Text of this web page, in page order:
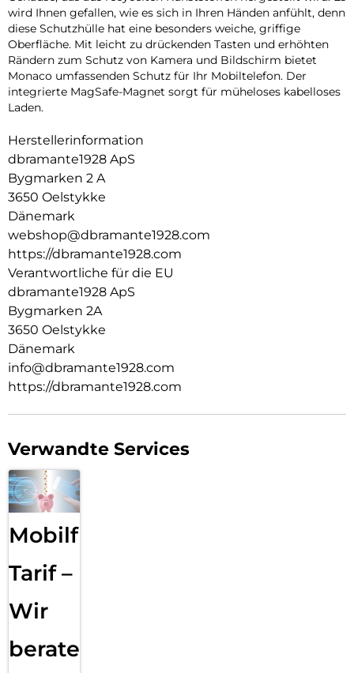
wird Ihnen gefallen, wie es sich in Ihren Händen anfühlt, denn
diese Schutzhülle hat eine besonders weiche, griffige
Oberfläche. Mit leicht zu drückenden Tasten und erhöhten
Rändern zum Schutz von Kamera und Bildschirm bietet
Monaco umfassenden Schutz für Ihr Mobiltelefon. Der
integrierte MagSafe-Magnet sorgt für müheloses kabelloses
Laden.
Herstellerinformation
dbramante1928 ApS
Bygmarken 2 A
3650 Oelstykke
Dänemark
webshop@dbramante1928.com
https://dbramante1928.com
Verantwortliche für die EU
dbramante1928 ApS
Bygmarken 2A
3650 Oelstykke
Dänemark
info@dbramante1928.com
https://dbramante1928.com
Verwandte Services
Mobilfunk
Tarif –
Wir
beraten